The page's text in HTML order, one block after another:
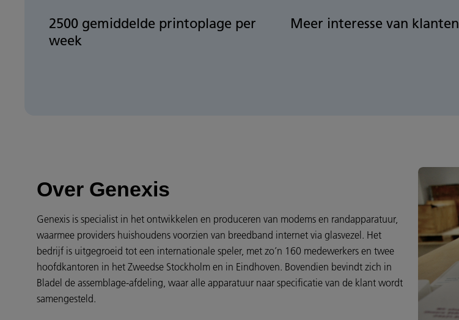
2500 gemiddelde printoplage per
week
Meer interesse van klanten
Over Genexis
Genexis is specialist in het ontwikkelen en produceren van modems en randapparatuur,
waarmee providers huishoudens voorzien van breedband internet via glasvezel. Het
bedrijf is uitgegroeid tot een internationale speler, met zo’n 160 medewerkers en twee
hoofdkantoren in het Zweedse Stockholm en in Eindhoven. Bovendien bevindt zich in
Bladel de assemblage-afdeling, waar alle apparatuur naar specificatie van de klant wordt
samengesteld.